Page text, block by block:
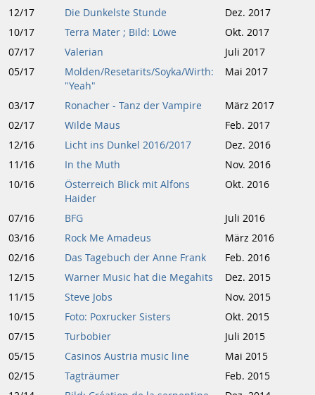
12/17
Die Dunkelste Stunde
Dez. 2017
10/17
Terra Mater ; Bild: Löwe
Okt. 2017
07/17
Valerian
Juli 2017
05/17
Molden/Resetarits/Soyka/Wirth:
"Yeah"
Mai 2017
03/17 Ronacher - Tanz der Vampire
März 2017
02/17
Wilde Maus
Feb. 2017
12/16
Licht ins Dunkel 2016/2017
Dez. 2016
11/16
In the Muth
Nov. 2016
10/16
Österreich Blick mit Alfons
Haider
Okt. 2016
07/16 BFG
Juli 2016
03/16
Rock Me Amadeus
März 2016
02/16
Das Tagebuch der Anne Frank
Feb. 2016
12/15
Warner Music hat die Megahits
Dez. 2015
11/15
Steve Jobs
Nov. 2015
10/15
Foto: Poxrucker Sisters
Okt. 2015
07/15
Turbobier
Juli 2015
05/15
Casinos Austria music line
Mai 2015
02/15
Tagträumer
Feb. 2015